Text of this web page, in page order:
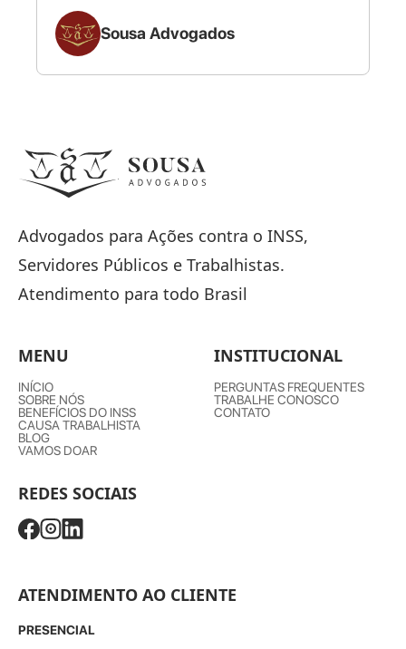
Sousa Advogados
Advogados para Ações contra o INSS,
Servidores Públicos e Trabalhistas.
Atendimento para todo Brasil
MENU
INÍCIO
SOBRE NÓS
BENEFÍCIOS DO INSS
CAUSA TRABALHISTA
BLOG
VAMOS DOAR
INSTITUCIONAL
PERGUNTAS FREQUENTES
TRABALHE CONOSCO
CONTATO
REDES SOCIAIS
ATENDIMENTO AO CLIENTE
PRESENCIAL